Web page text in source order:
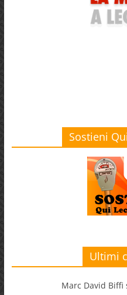
Sostieni
Ultimi
Marc David Biffi